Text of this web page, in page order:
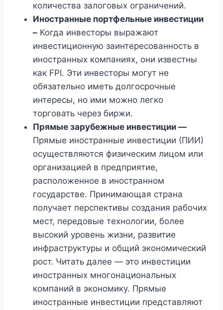
количества залоговых ограничений.
Иностранные портфельные инвестиции
– Когда инвесторы выражают
инвестиционную заинтересованность в
иностранных компаниях, они известны
как FPI. Эти инвесторы могут не
обязательно иметь долгосрочные
интересы, но ими можно легко
торговать через биржи.
Прямые зарубежные инвестиции —
Прямые иностранные инвестиции (ПИИ)
осуществляются физическим лицом или
организацией в предприятие,
расположенное в иностранном
государстве. Принимающая страна
получает перспективы создания рабочих
мест, передовые технологии, более
высокий уровень жизни, развитие
инфраструктуры и общий экономический
рост. Читать далее — это инвестиции
иностранных многонациональных
компаний в экономику. Прямые
иностранные инвестиции представляют